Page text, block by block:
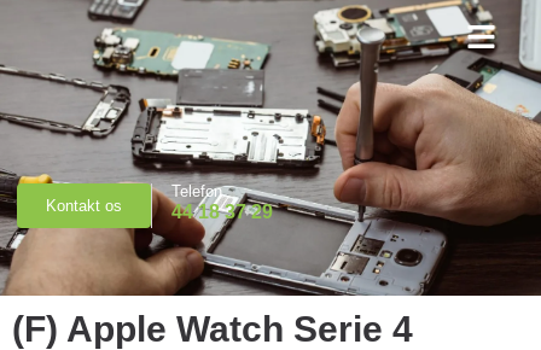
Kontakt os
Telefon
44 18 37 29
(F) Apple Watch Serie 4